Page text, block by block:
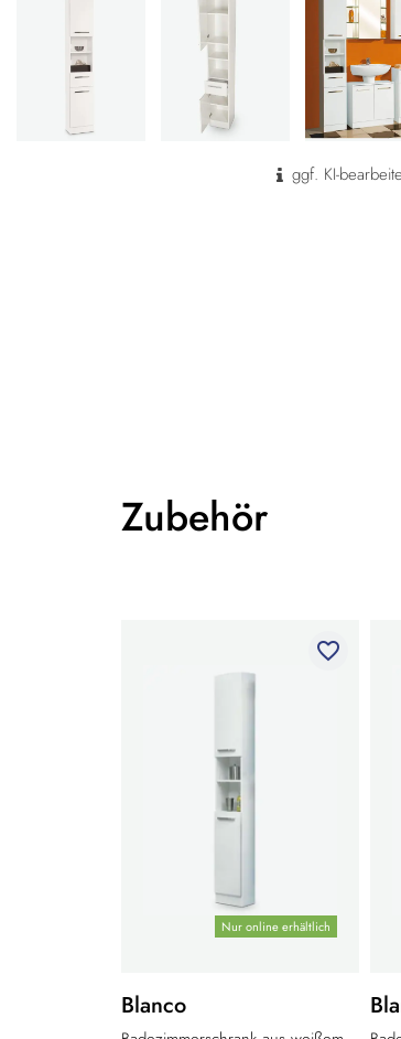
ggf. KI-
Zubehör
Nur online erhältlich
favorite_border
Blanco